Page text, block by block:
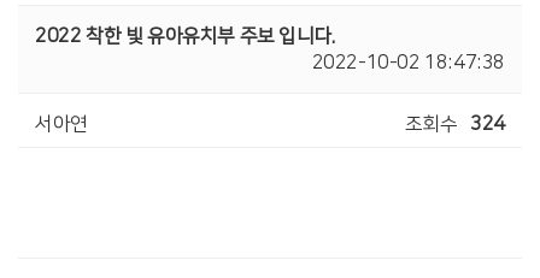
2022 착한 빛 유아유치부 주보 입니다.
2022-10-02 18:47:38
서아연 조회수 324